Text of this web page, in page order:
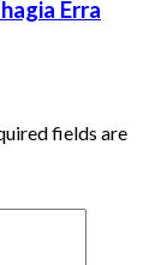
Erra
fields are